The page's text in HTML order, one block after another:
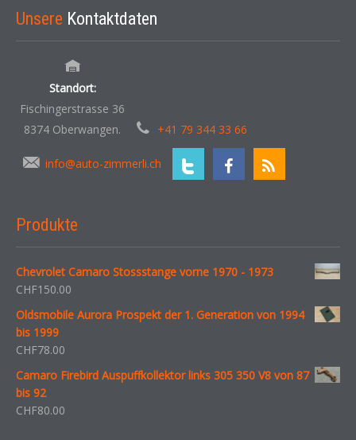
Unsere Kontaktdaten
Standort:
Fischingerstrasse 36
8374 Oberwangen.
+41 79 344 33 66
info@auto-zimmerli.ch
Produkte
Chevrolet Camaro Stossstange vorne 1970 - 1973
CHF150.00
Oldsmobile Aurora Prospekt der 1. Generation von 1994
bis 1999
CHF78.00
Camaro Firebird Auspuffkollektor links 305 350 V8 von 87
bis 92
CHF80.00